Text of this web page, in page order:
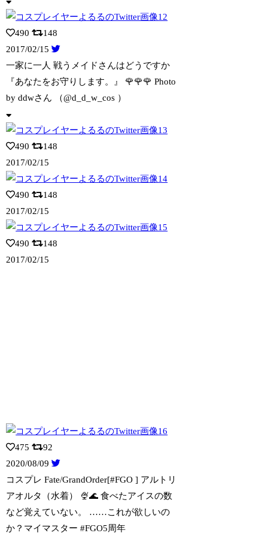
490
148
2017/02/15
一家に一人 戦うメイドさんはどうですか
『あなたをお守りします。』 🌹🌹🌹Photo
by ddwさん （@d_d_w_cos ）
490
148
2017/02/15
490
148
2017/02/15
490
148
2017/02/15
475
92
2020/08/09
コスプレ Fate/GrandOrder[#FGO⁠ ⁠] アルトリ
アオルタ（水着） 🍨🌊 食べたアイスの数
など覚えていない。 ……これが欲しいの
か？マイマスター #FGO5周年⁠ ⁠